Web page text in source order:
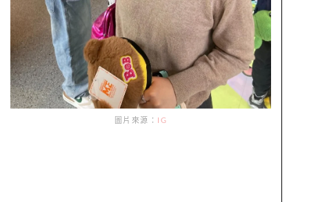
圖片來源： IG